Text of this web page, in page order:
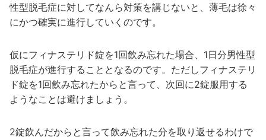
性型脱毛症に対してなんら対策を講じないと、薄毛は徐々
にかつ確実に進行していくのです。
仮にフィナステリド錠を1回飲み忘れた場合、1日分男性型
脱毛症が進行することとなるのです。ただしフィナステリ
ド錠を1回飲み忘れたからと言って、次回に2錠服用する
ようなことは避けましょう。
2錠飲んだからと言って飲み忘れた分を取り返せるわけで